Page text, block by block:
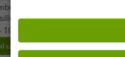
THE NORTH FACE Mountain
laterales, NF0A82300EA1 azul
10,16 €
carrito